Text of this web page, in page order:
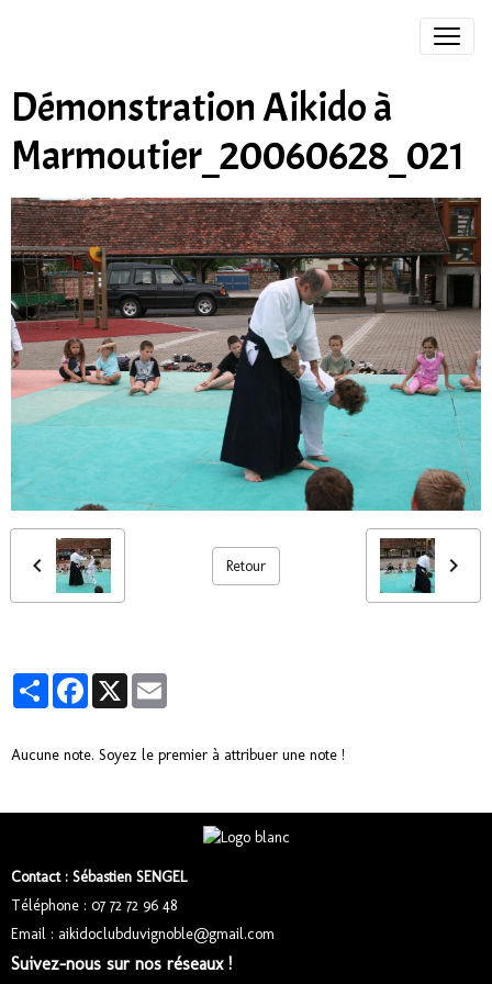
Démonstration Aikido à
Marmoutier_20060628_021
Retour
PartagerFacebook
X
Aucune note. Soyez le premier à attribuer une note !
Contact : Sébastien SENGEL
Téléphone : 07 72 72 96 48
Email : aikidoclubduvignoble@gmail.com
Suivez-nous sur nos réseaux !